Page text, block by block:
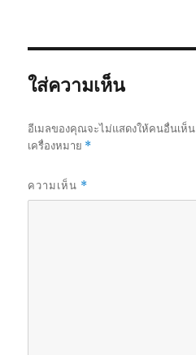
ใส่ความเห็น
อีเมลของคุณจะไม่แสดงให้คนอื่นเห็น
เครื่องหมาย *
ความเห็น *